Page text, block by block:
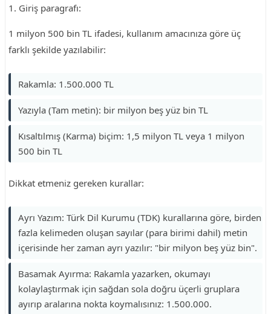
1. Giriş paragrafı:
1 milyon 500 bin TL ifadesi, kullanım amacınıza göre üç
farklı şekilde yazılabilir:
Rakamla: 1.500.000 TL
Yazıyla (Tam metin): bir milyon beş yüz bin TL
Kısaltılmış (Karma) biçim: 1,5 milyon TL veya 1 milyon
500 bin TL
Dikkat etmeniz gereken kurallar:
Ayrı Yazım: Türk Dil Kurumu (TDK) kurallarına göre, birden
fazla kelimeden oluşan sayılar (para birimi dahil) metin
içerisinde her zaman ayrı yazılır: "bir milyon beş yüz bin".
Basamak Ayırma: Rakamla yazarken, okumayı
kolaylaştırmak için sağdan sola doğru üçerli gruplara
ayırıp aralarına nokta koymalısınız: 1.500.000.